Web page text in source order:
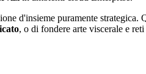
d'insieme puramente
, o di fondere arte viscerale e